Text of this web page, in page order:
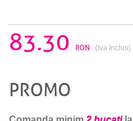
83.30 RON (tva inclus)
PROMO